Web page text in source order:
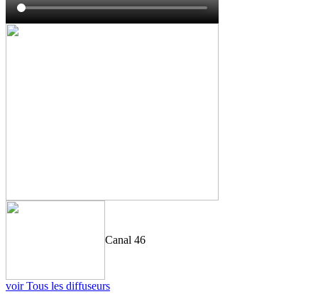
Canal 46
voir Tous les diffuseurs